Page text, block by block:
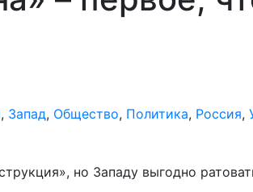
, Запад, Общество, Политика, Россия,
но Западу выгодно